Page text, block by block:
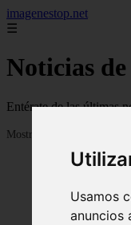
Usamos
anuncios
imagenestop.net
☰
Noticias
Entérate de las últimas
Mostrando 1 - 24 de 1585